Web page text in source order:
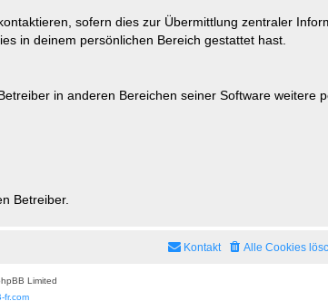
sofern dies zur Übermittlung zentraler
in deinem persönlichen Bereich gestattet hast.
in anderen Bereichen seiner Software weitere
Betreiber.
Alle Cookies
Kontakt
Limited
fr.com